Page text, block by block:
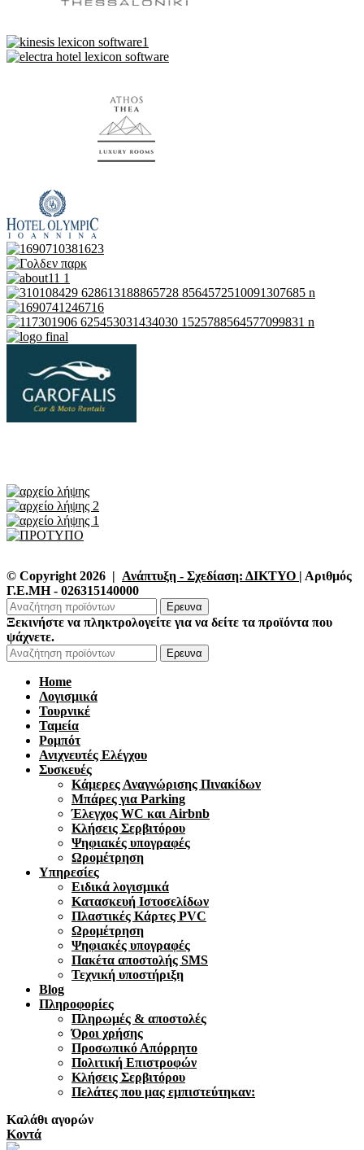
© Copyright 2026 | Ανάπτυξη - Σχεδίαση: ΔΙΚΤΥΟ | Αριθμός
Γ.Ε.ΜΗ - 026315140000
Ερευνα
Ξεκινήστε να πληκτρολογείτε για να δείτε τα προϊόντα που
ψάχνετε.
Ερευνα
Home
Λογισμικά
Τουρνικέ
Ταμεία
Ρομπότ
Ανιχνευτές Ελέγχου
Συσκευές
Κάμερες Αναγνώρισης Πινακίδων
Μπάρες για Parking
Έλεγχος WC και Airbnb
Κλήσεις Σερβιτόρου
Ψηφιακές υπογραφές
Ωρομέτρηση
Υπηρεσίες
Ειδικά λογισμικά
Κατασκευή Ιστοσελίδων
Πλαστικές Κάρτες PVC
Ωρομέτρηση
Ψηφιακές υπογραφές
Πακέτα αποστολής SMS
Τεχνική υποστήριξη
Blog
Πληροφορίες
Πληρωμές & αποστολές
Όροι χρήσης
Προσωπικό Απόρρητο
Πολιτική Επιστροφών
Κλήσεις Σερβιτόρου
Πελάτες που μας εμπιστεύτηκαν:
Καλάθι αγορών
Κοντά